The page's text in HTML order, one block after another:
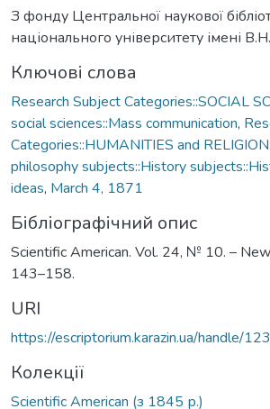
З фонду Центральної наукової
національного університету імені
Ключові слова
Research Subject Categories::SOCIAL
social sciences::Mass communication,
Categories::HUMANITIES and
philosophy subjects::History
ideas, March 4, 1871
Бібліографічний опис
Scientific American. Vol. 24, № 10. –
143–158.
URI
https://escriptorium.karazin.ua/handle/
Колекції
Scientific American (з 1845 р.)